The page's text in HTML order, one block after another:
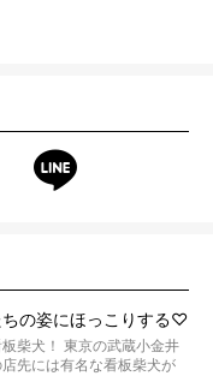
ちの姿にほっこりする♡
柴犬！ 東京の武蔵小金井
先には有名な看板柴犬が